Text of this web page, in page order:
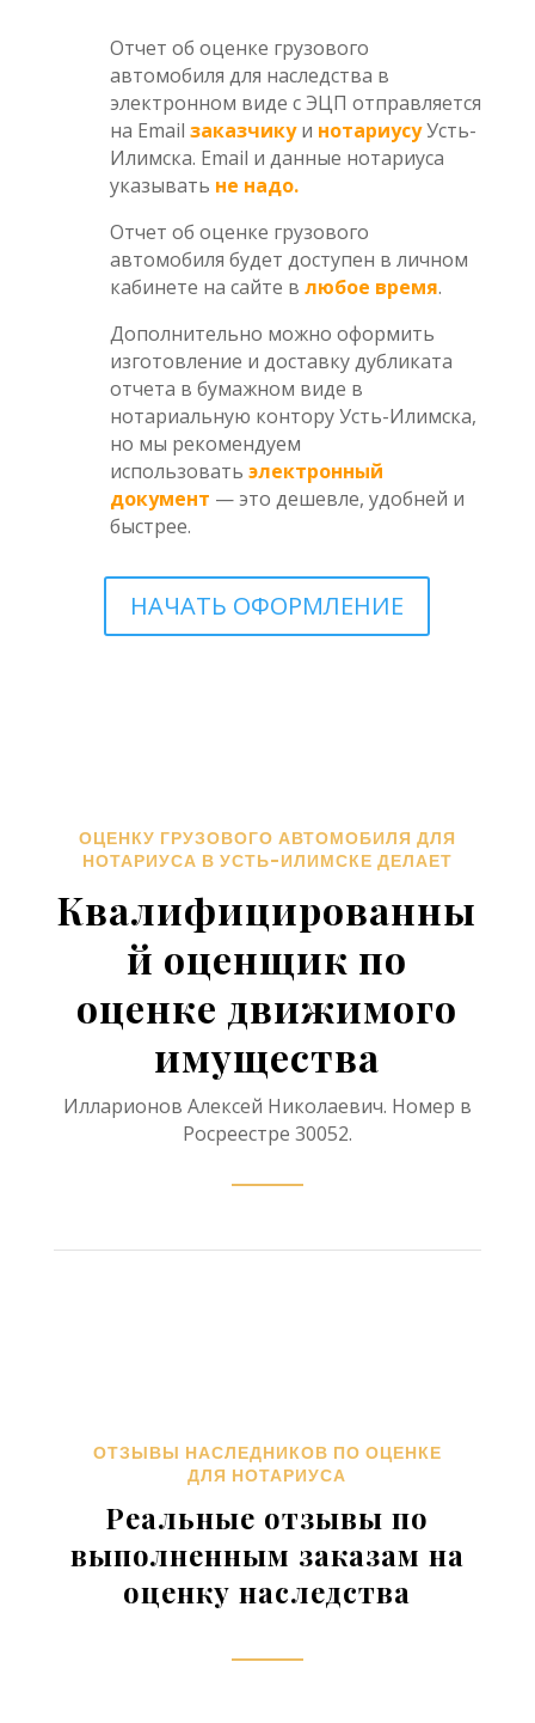
Отчет об оценке грузового
автомобиля для наследства в
электронном виде с ЭЦП отправляется
на Email заказчикуи нотариусуУсть-
Илимска. Email и данные нотариуса
указывать не надо.
Отчет об оценке грузового
автомобиля будет доступен в личном
кабинете на сайте в любое время.
Дополнительно можно оформить
изготовление и доставку дубликата
отчета в бумажном виде в
нотариальную контору Усть-Илимска,
но мы рекомендуем
использовать электронный
документ — это дешевле, удобней и
быстрее.
НАЧАТЬ ОФОРМЛЕНИЕ
ОЦЕНКУ ГРУЗОВОГО АВТОМОБИЛЯ ДЛЯ
НОТАРИУСА В УСТЬ-ИЛИМСКЕ ДЕЛАЕТ
Квалифицированны
й оценщик по
оценке движимого
имущества
Илларионов Алексей Николаевич. Номер в
Росреестре 30052.
ОТЗЫВЫ НАСЛЕДНИКОВ ПО ОЦЕНКЕ
ДЛЯ НОТАРИУСА
Реальные отзывы по
выполненным заказам на
оценку наследства